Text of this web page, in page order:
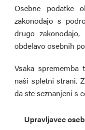
Osebne podatke
zakonodajo s
drugo
obdelavo osebnih
Vsaka sprememba
naši spletni strani.
da ste seznanjeni s
Upravljavec